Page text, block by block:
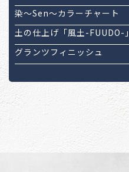
染～Sen～カラーチャート
土の仕上げ「風土-FUUDO-」
グランツフィニッシュ